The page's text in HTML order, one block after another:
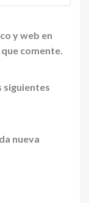
y web en
comente.
siguientes
nueva